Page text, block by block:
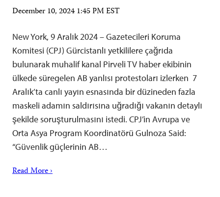
December 10, 2024 1:45 PM EST
New York, 9 Aralık 2024 – Gazetecileri Koruma
Komitesi (CPJ) Gürcistanlı yetkililere çağrıda
bulunarak muhalif kanal Pirveli TV haber ekibinin
ülkede süregelen AB yanlısı protestoları izlerken 7
Aralık’ta canlı yayın esnasında bir düzineden fazla
maskeli adamın saldırısına uğradığı vakanın detaylı
şekilde soruşturulmasını istedi. CPJ’in Avrupa ve
Orta Asya Program Koordinatörü Gulnoza Said:
“Güvenlik güçlerinin AB…
Read More ›